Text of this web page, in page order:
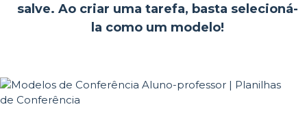
salve. Ao criar uma tarefa, basta selecioná-
la como um modelo!